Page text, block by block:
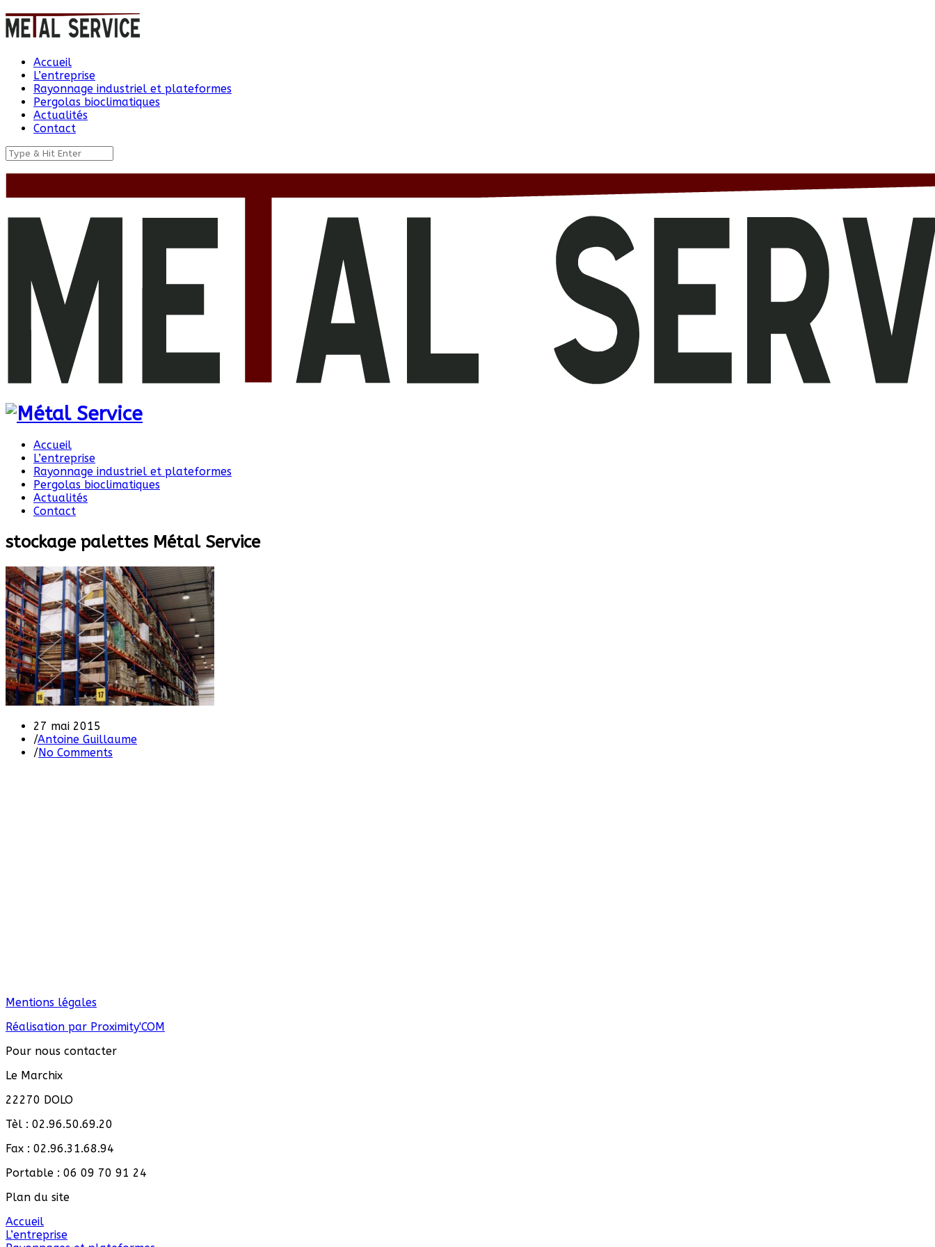
Accueil
L’entreprise
Rayonnage industriel et plateformes
Pergolas bioclimatiques
Actualités
Contact
Accueil
L’entreprise
Rayonnage industriel et plateformes
Pergolas bioclimatiques
Actualités
Contact
stockage palettes Métal Service
27 mai 2015
/Antoine Guillaume
/No Comments
Mentions légales
Réalisation par Proximity'COM
Pour nous contacter
Le Marchix
22270 DOLO
Tèl : 02.96.50.69.20
Fax : 02.96.31.68.94
Portable : 06 09 70 91 24
Plan du site
Accueil
L’entreprise